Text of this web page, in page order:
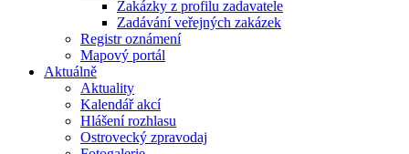
Zakázky z profilu zadavatele
Zadávání veřejných zakázek
Registr oznámení
Mapový portál
Aktuálně
Aktuality
Kalendář akcí
Hlášení rozhlasu
Ostrovecký zpravodaj